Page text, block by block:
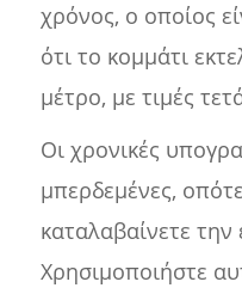
χρόνος, ο οποίος
ότι το κομμάτι
μέτρο, με τιμές
Οι χρονικές
μπερδεμένες,
καταλαβαίνετε
Χρησιμοποιήστε